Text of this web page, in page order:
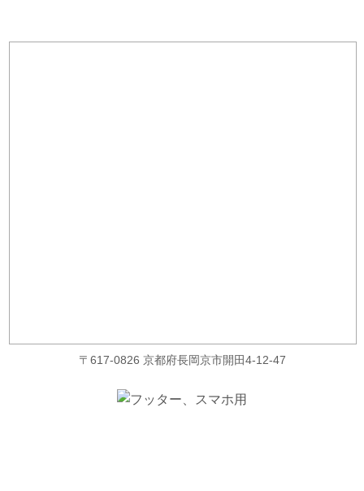
〒617-0826 京都府長岡京市開田4-12-47